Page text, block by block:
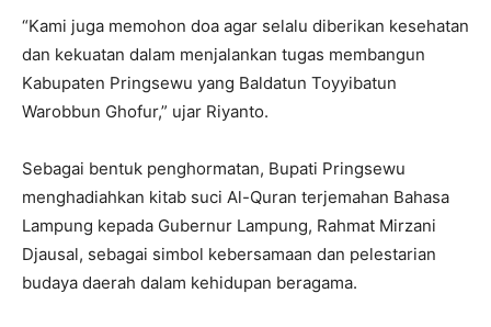
“Kami juga memohon doa agar selalu diberikan kesehatan
dan kekuatan dalam menjalankan tugas membangun
Kabupaten Pringsewu yang Baldatun Toyyibatun
Warobbun Ghofur,” ujar Riyanto.
Sebagai bentuk penghormatan, Bupati Pringsewu
menghadiahkan kitab suci Al-Quran terjemahan Bahasa
Lampung kepada Gubernur Lampung, Rahmat Mirzani
Djausal, sebagai simbol kebersamaan dan pelestarian
budaya daerah dalam kehidupan beragama.